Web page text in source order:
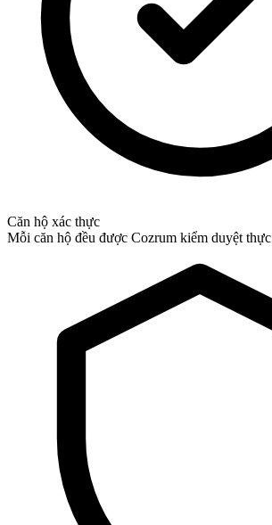
Căn hộ xác thực
Mỗi căn hộ đều được Cozrum kiểm duyệt